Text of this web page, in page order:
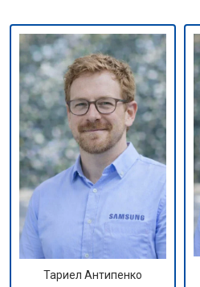
Тариел Антипенко